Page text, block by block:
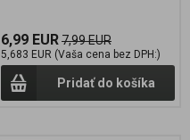
6,99 EUR7,99 EUR
5,683 EUR (Vaša cena bez DPH:)
Pridať do košíka